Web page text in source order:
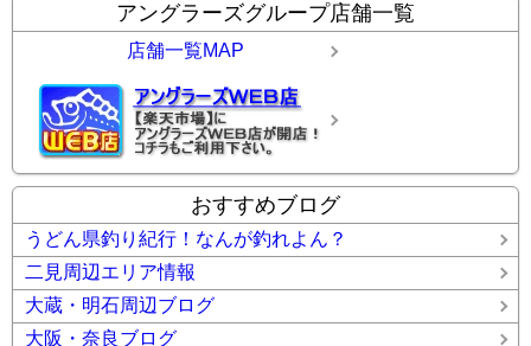
アングラーズグループ店舗一覧
店舗一覧MAP
おすすめブログ
うどん県釣り紀行！なんが釣れよん？
二見周辺エリア情報
大蔵・明石周辺ブログ
大阪・奈良ブログ